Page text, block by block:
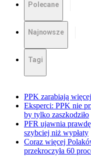
Polecane
Najnowsze
Tagi
PPK zarabiają
Eksperci: PPK nie
by tylko zaszkodziło
PFR ujawnia
szybciej niż wypłaty
Coraz więcej
przekroczyła 60